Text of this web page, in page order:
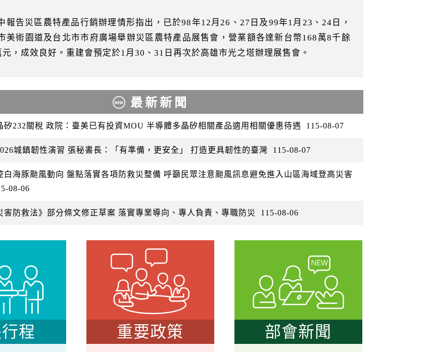
報告災區農特產品行銷辦理情形指出，已於98年12月26、27日及99年1月23、24日，
美術園道及台北市市府廣場舉辦災區農特產品展售會，營業額各達新台幣168萬8千餘
，成效良好。重建會預定於1月30、31日再次於高雄市光之塔辦理展售會。
最新新聞
矽232關稅 政院：臺美已有投資MOU 半導體多晶矽相關產品適用相關優惠待遇 115-08-07
城鎮韌性演習 張秘書長：「有準備，更安全」 打造更具韌性的臺灣 115-08-07
白海豚颱風動向 盤點落實各項防救災整備 呼籲民眾注意颱風訊息避免進入山區海域登高災害
08-06
害防救法》部分條文修正草案 落實專業導向、專人負責、專職防災 115-08-06
程 重要政策 部會新聞